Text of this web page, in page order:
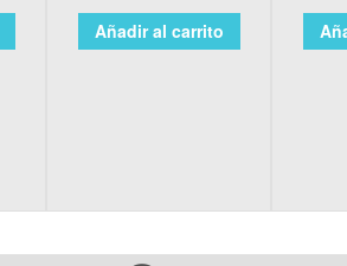
Añadir al carrito